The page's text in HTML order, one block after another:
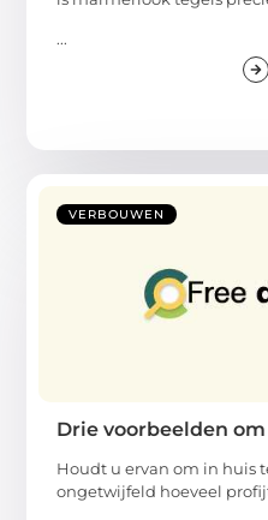
...
VERBOUWEN
Drie voorbeelden
Houdt u ervan om in huis
ongetwijfeld hoeveel